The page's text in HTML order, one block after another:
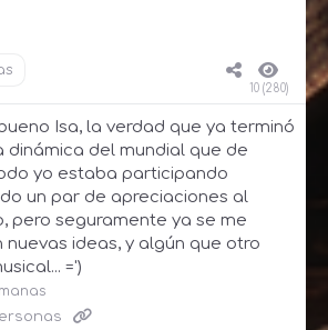
10 (280)
Isa, la verdad que ya terminó
dinámica del mundial que de
yo estaba participando
un par de apreciaciones al
pero seguramente ya se me
nuevas ideas, y algún que otro
=')